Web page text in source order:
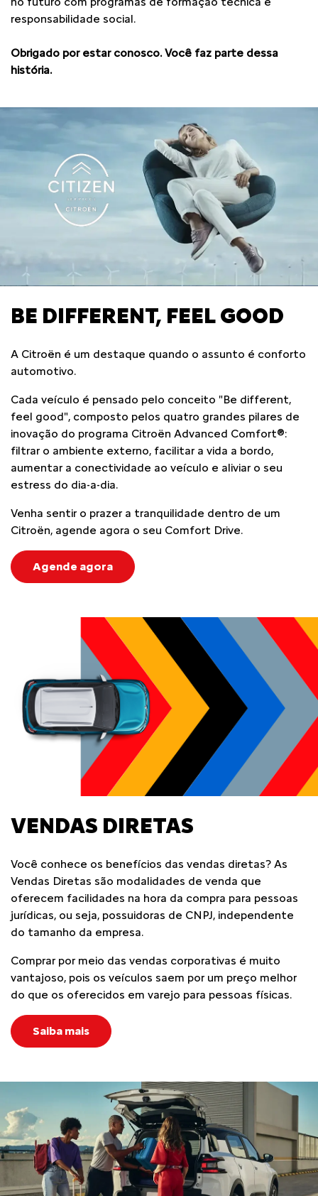
responsabilidade social.
Obrigado por estar conosco. Você faz parte dessa
história.
BE DIFFERENT, FEEL GOOD
A Citroën é um destaque quando o assunto é conforto
automotivo.
Cada veículo é pensado pelo conceito "Be different,
feel good", composto pelos quatro grandes pilares de
inovação do programa Citroën Advanced Comfort®:
filtrar o ambiente externo, facilitar a vida a bordo,
aumentar a conectividade ao veículo e aliviar o seu
estress do dia-a-dia.
Venha sentir o prazer a tranquilidade dentro de um
Citroën, agende agora o seu Comfort Drive.
Agende agora
VENDAS DIRETAS
Você conhece os benefícios das vendas diretas? As
Vendas Diretas são modalidades de venda que
oferecem facilidades na hora da compra para pessoas
jurídicas, ou seja, possuidoras de CNPJ, independente
do tamanho da empresa.
Comprar por meio das vendas corporativas é muito
vantajoso, pois os veículos saem por um preço melhor
do que os oferecidos em varejo para pessoas físicas.
Saiba mais